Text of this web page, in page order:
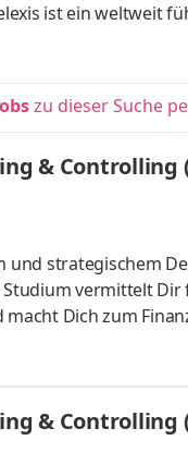
ist ein weltweit
produzierte
von ICs für die
Geräte,
zu dieser Suche
&
strategischem
vermittelt
Dich zum
am Campus vor
Nähe.
ein staatlich
&